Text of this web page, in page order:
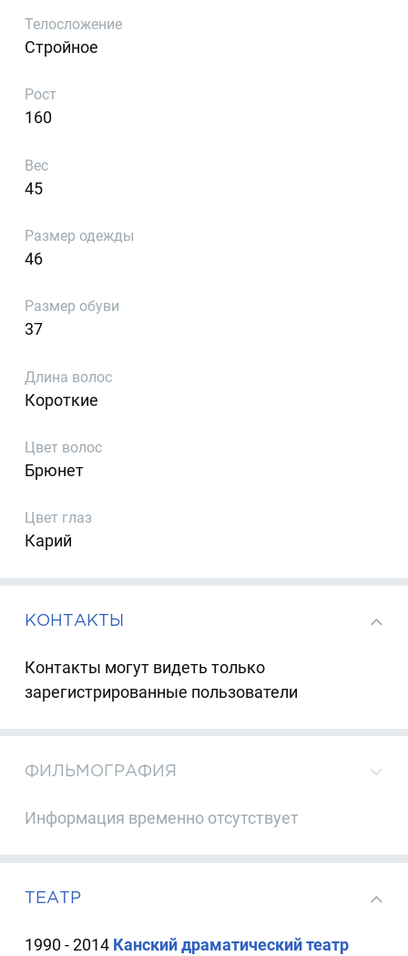
Телосложение
Стройное
Рост
160
Вес
45
Размер одежды
46
Размер обуви
37
Длина волос
Короткие
Цвет волос
Брюнет
Цвет глаз
Карий
КОНТАКТЫ
Контакты могут видеть только
зарегистрированные пользователи
ФИЛЬМОГРАФИЯ
Информация временно отсутствует
ТЕАТР
1990 - 2014 Канский драматический театр